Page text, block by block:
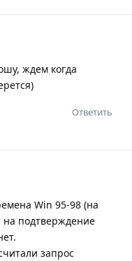
ждем когда
Ответить
Win 95-98 (на
на подтверждение
запрос